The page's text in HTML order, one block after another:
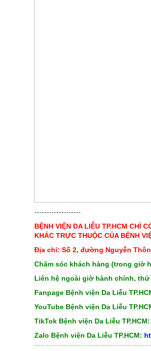
-------------------
BỆNH VIỆN DA LIỄU TP.HCM CHỈ
KHÁC TRỰC THUỘC CỦA BỆNH
Địa chỉ: Số 2, đường Nguyễn
Chăm sóc khách hàng (trong giờ
Liên hệ ngoài giờ hành chính, thứ
Fanpage Bệnh viện Da Liễu
YouTube Bệnh viện Da Liễu
TikTok Bệnh viện Da Liễu TP.HCM:
Zalo Bệnh viện Da Liễu TP.HCM: